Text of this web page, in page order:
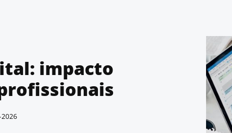
impacto